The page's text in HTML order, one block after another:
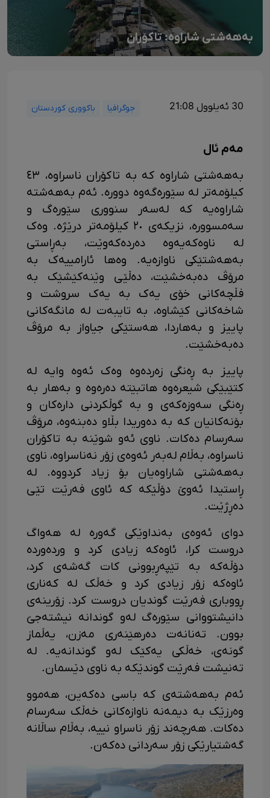
بەهەشتی شاراوە: تاکۆران
30 ئەیلوول 21:08 جوگرافیا باکووری کوردستان
مەم ئال
بەهەشتی شاراوە کە بە تاکۆران ناسراوە، ٤٣
کیلۆمەتر لە سێورەگەوە دوورە. ئەم بەهەشتە
شاراوەیە کە لەسەر سنووری سێورەگ و
سەمسوورە، نزیکەی ٢٠ کیلۆمەتر درێژە. وەک
لە ناوەکەیەوە دەردەکەوێت، بەڕاستی
بەهەشتێکی ناوازەیە. وەها ئارامییەک بە
مرۆڤ دەبەخشێت، دەڵێی وێنەکێشێک بە
فڵچەکانی خۆی یەک بە یەک سروشت و
شاخەکانی کێشاوە، بە تایبەت لە مانگەکانی
پاییز و بەهاردا، هەستێکی جیاواز بە مرۆڤ
دەبەخشێت.
پاییز بە ڕەنگی زەردەوە وەک ئەوە وایە لە
کتێبێکی شیعرەوە هاتبێتە دەرەوە و بەهار بە
ڕەنگی سەوزەکەی و بە گوڵکردنی دارەکان و
بۆنەکانیان کە بە دەوریدا بڵاو دەبنەوە، مرۆڤ
سەرسام دەکات. ناوی ئەو شوێنە بە تاکۆران
ناسراوە، بەڵام لەبەر ئەوەی زۆر نەناسراوە، ناوی
بەهەشتی شاراوەیان بۆ زیاد کردووە. لە
ڕاستیدا ئەوێ دۆڵێکە کە ئاوی فەرێت تێی
دەڕژێت.
دوای ئەوەی بەنداوێکی گەورە لە هەواگ
دروست کرا، ئاوەکە زیادی کرد و وردەوردە
دۆڵەکە بە تێپەڕبوونی کات گەشەی کرد،
ئاوەکە زۆر زیادی کرد و خەڵک لە کەناری
ڕووباری فەرێت گوندیان دروست کرد. زۆرینەی
دانیشتووانی سێورەگ لەو گوندانە نیشتەجێ
بوون. تەنانەت دەرهێنەری مەزن، یەڵماز
گونەی، خەڵکی یەکێک لەو گوندانەیە. لە
تەنیشت فەرێت گوندێکە بە ناوی دێسمان.
ئەم بەهەشتەی کە باسی دەکەین، هەموو
وەرزێک بە دیمەنە ناوازەکانی خەڵک سەرسام
دەکات. هەرچەند زۆر ناسراو نییە، بەڵام ساڵانە
گەشتیارێکی زۆر سەردانی دەکەن.